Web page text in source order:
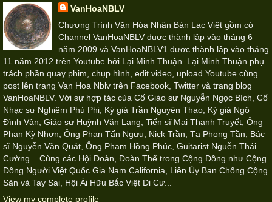
VanHoaNBLV
Chương Trình Văn Hóa Nhân Bản Lạc Việt gồm có
Channel VanHoaNBLV đuợc thành lập vào tháng 6
năm 2009 và VanHoaNBLV1 được thành lập vào tháng
11 năm 2012 trên Youtube bởi Lại Minh Thuận. Lại Minh Thuận phụ
trách phần quay phim, chụp hình, edit video, upload Youtube cùng
post lên trang Van Hoa Nblv trên Facebook, Twitter và trang blog
VanHoaNBLV. Với sự hợp tác của Cố Giáo sư Nguyễn Ngọc Bích, Cố
Nhạc sư Nghiêm Phú Phi, Ký giả Trần Nguyên Thao, Ký giả Ngô
Đình Vận, Giáo sư Huỳnh Văn Lang, Tiến sĩ Mai Thanh Truyết, Ông
Phan Kỳ Nhơn, Ông Phan Tấn Ngưu, Nick Trần, Tạ Phong Tần, Bác
sĩ Nguyễn Văn Quát, Ông Phạm Hồng Phúc, Guitarist Nguễn Thái
Cường... Cùng các Hội Đoàn, Đoàn Thể trong Cộng Đồng như Cộng
Đồng Người Việt Quốc Gia Nam California, Liên Ủy Ban Chống Cộng
Sản và Tay Sai, Hội Ái Hữu Bắc Việt Di Cư...
View my complete profile